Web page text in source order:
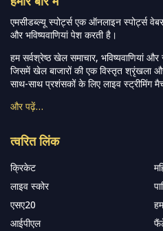
एमसीडब्ल्यू स्पोर्ट्स एक ऑनलाइन स्पोर्ट्स
और भविष्यवाणियां पेश करती है।
हम सर्वश्रेष्ठ खेल समाचार, भविष्यवाणियां
जिसमें खेल बाजारों की एक विस्तृत श्रृंखला
साथ-साथ प्रशंसकों के लिए लाइव स्ट्रीमिंग
और पढ़ें…
त्वरित लिंक
क्रिकेट
लाइव स्कोर
एसए20
आईपीएल